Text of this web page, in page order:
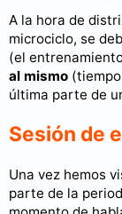
A la hora de
microciclo, se
(el
al mismo
última parte de
Sesión de
Una vez hemos
parte de la